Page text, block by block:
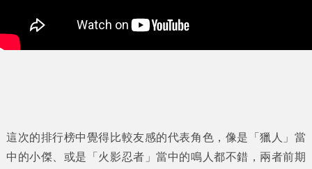
這次的排行榜中覺得比較友感的代表角色，像是「獵人」當
中的小傑、或是「火影忍者」當中的鳴人都不錯，兩者前期